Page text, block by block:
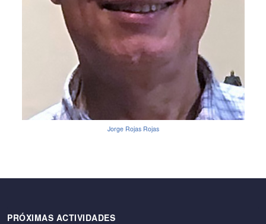
Jorge Rojas Rojas
PRÓXIMAS ACTIVIDADES